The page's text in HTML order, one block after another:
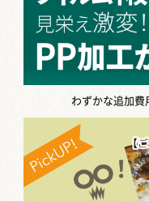
わずかな追加費